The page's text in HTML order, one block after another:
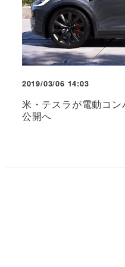
2019/03/06 14:03
米・テスラが電動コ
公開へ